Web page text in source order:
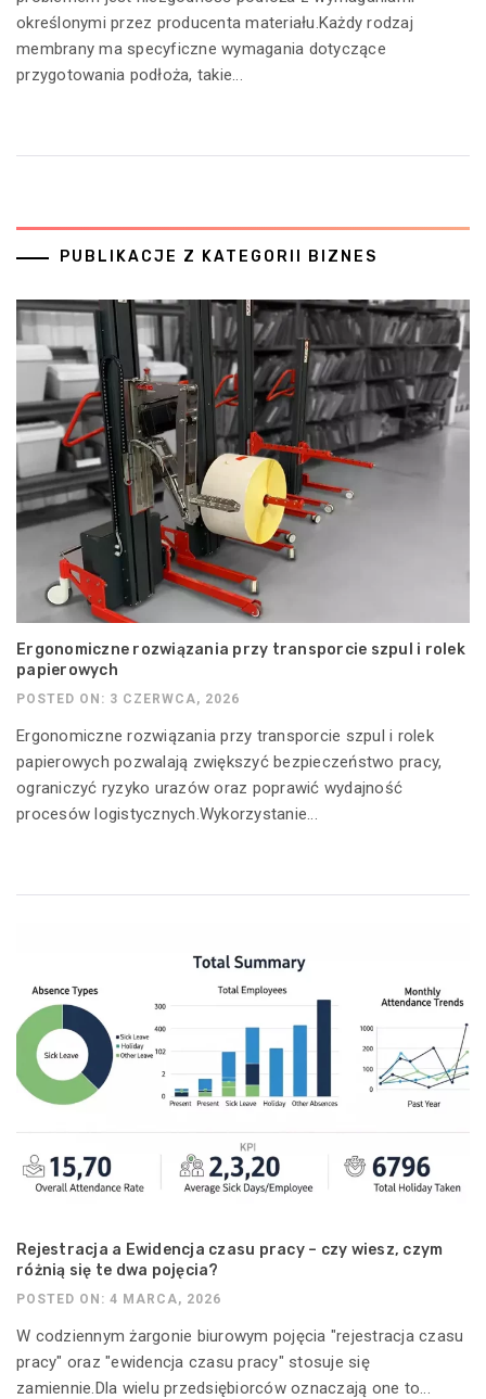
określonymi przez producenta materiału.Każdy rodzaj
membrany ma specyficzne wymagania dotyczące
przygotowania podłoża, takie...
PUBLIKACJE Z KATEGORII BIZNES
Ergonomiczne rozwiązania przy transporcie szpul i rolek
papierowych
POSTED ON: 3 CZERWCA, 2026
Ergonomiczne rozwiązania przy transporcie szpul i rolek
papierowych pozwalają zwiększyć bezpieczeństwo pracy,
ograniczyć ryzyko urazów oraz poprawić wydajność
procesów logistycznych.Wykorzystanie...
Rejestracja a Ewidencja czasu pracy – czy wiesz, czym
różnią się te dwa pojęcia?
POSTED ON: 4 MARCA, 2026
W codziennym żargonie biurowym pojęcia "rejestracja czasu
pracy" oraz "ewidencja czasu pracy" stosuje się
zamiennie.Dla wielu przedsiębiorców oznaczają one to...